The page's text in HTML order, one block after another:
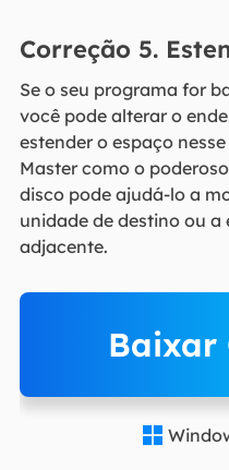
Correção 5.
Se o seu programa for
você pode alterar o
estender o espaço
Master como o
disco pode ajudá-lo a
unidade de destino ou a
adjacente.
Baixar
